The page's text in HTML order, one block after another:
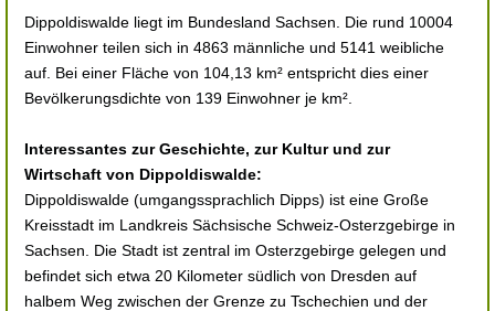
Dippoldiswalde liegt im Bundesland Sachsen. Die rund 10004
Einwohner teilen sich in 4863 männliche und 5141 weibliche
auf. Bei einer Fläche von 104,13 km² entspricht dies einer
Bevölkerungsdichte von 139 Einwohner je km².
Interessantes zur Geschichte, zur Kultur und zur
Wirtschaft von Dippoldiswalde:
Dippoldiswalde (umgangssprachlich Dipps) ist eine Große
Kreisstadt im Landkreis Sächsische Schweiz-Osterzgebirge in
Sachsen. Die Stadt ist zentral im Osterzgebirge gelegen und
befindet sich etwa 20 Kilometer südlich von Dresden auf
halbem Weg zwischen der Grenze zu Tschechien und der